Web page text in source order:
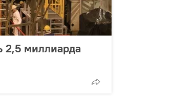
2,5 миллиарда